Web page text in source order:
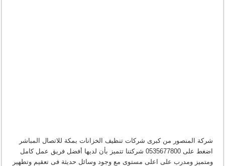
شركة المنصور من كبرى شركات تنظيف الخزانات بمكة للاتصال المباشر
اضغط على 0535677800 شركتنا تتميز بأن لديها أفضل فريق عمل كامل
ومتميز ومدرب على اعلى مستوى مع وجود وسائل حديثة فى تعقيم وتطهير